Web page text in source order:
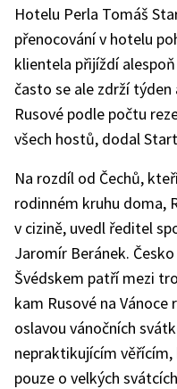
Hotelu Perla Tomáš
přenocování v hotelu
klientela přijíždí
často se ale zdrží týden
Rusové podle počtu
všech hostů, dodal
Na rozdíl od Čechů,
rodinném kruhu doma,
v cizině, uvedl ředitel
Jaromír Beránek.
Švédskem patří mezi
kam Rusové na
oslavou vánočních
nepraktikujícím
pouze o velkých